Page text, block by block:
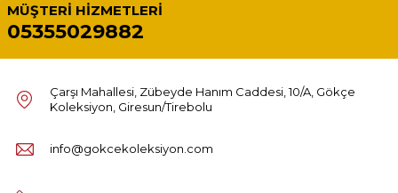
MÜŞTERI HIZMETLERI
05355029882
Çarşı Mahallesi, Zübeyde Hanım Caddesi, 10/A, Gökçe
Koleksiyon, Giresun/Tirebolu
info@gokcekoleksiyon.com